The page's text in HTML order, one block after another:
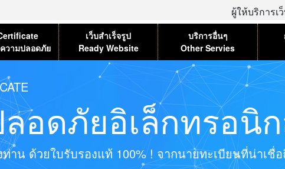
ผู้ให้บริการ
วามปลอดภัย
เว็บสำเร็จรูป
Ready Website
บริการอื่นๆ
Other Servies
อดภัยอิเล็กทรอนิ
าน ด้วยใบรับรองแท้ 100% ! จากนายทะเบียนที่น่าเชื่